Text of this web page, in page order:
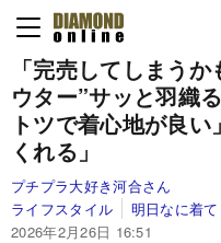
「完売してしまう
ウター”サッと羽織
トツで着心地が良
くれる」
プチプラ大好き河合さん
ライフスタイル
明日なに着て
2026年2月26日 16:51